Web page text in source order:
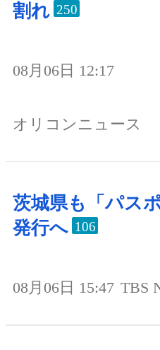
割れ 250
08月06日 12:17
オリコンニュース
茨城県も「パス
発行へ 106
08月06日 15:47 TBS